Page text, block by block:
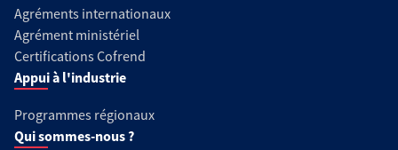
Agréments internationaux
Agrément ministériel
Certifications Cofrend
Appui à l'industrie
Programmes régionaux
Qui sommes-nous ?